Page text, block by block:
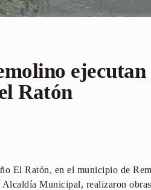
ejecutan
Ratón
El Ratón, en el municipio de
Alcaldía Municipal, realizaron